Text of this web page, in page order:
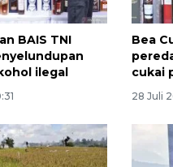
BAIS TNI
ilegal
Bea
cukai
28 Juli
Sinyal
Indonesia
2026-08-05